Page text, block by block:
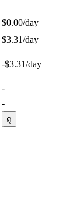
$0.00/day
$3.31/day
-$3.31/day
-
-
ดู